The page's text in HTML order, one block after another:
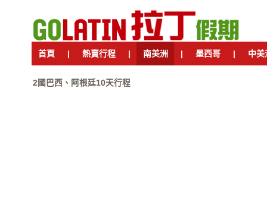
首頁 | 熱賣行程 | 南美洲 | 墨西哥 | 中美
2國巴西、阿根廷10天行程